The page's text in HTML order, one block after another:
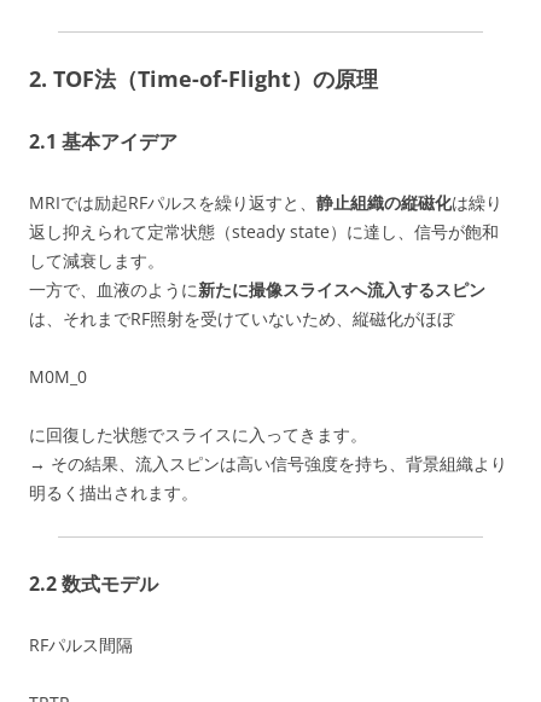
2. TOF法（Time-of-Flight）の原理
2.1 基本アイデア
MRIでは励起RFパルスを繰り返すと、 静止組織の縦磁化は繰り
返し抑えられて定常状態（steady state）に達し、信号が飽和
して減衰します。
一方で、血液のように新たに撮像スライスへ流入するスピン
は、それまでRF照射を受けていないため、縦磁化がほぼ
M0M_0
に回復した状態でスライスに入ってきます。
→ その結果、流入スピンは高い信号強度を持ち、背景組織より
明るく描出されます。
2.2 数式モデル
RFパルス間隔